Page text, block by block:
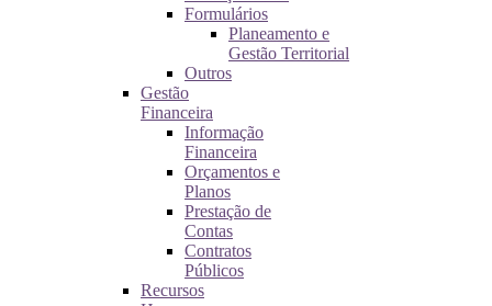
Formulários
Planeamento e
Gestão Territorial
Outros
Gestão
Financeira
Informação
Financeira
Orçamentos e
Planos
Prestação de
Contas
Contratos
Públicos
Recursos